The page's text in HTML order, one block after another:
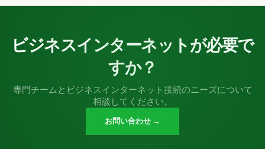
ビジネスインターネットが必要で
すか？
専門チームとビジネスインターネット接続のニーズについて
相談してください。
お問い合わせ →